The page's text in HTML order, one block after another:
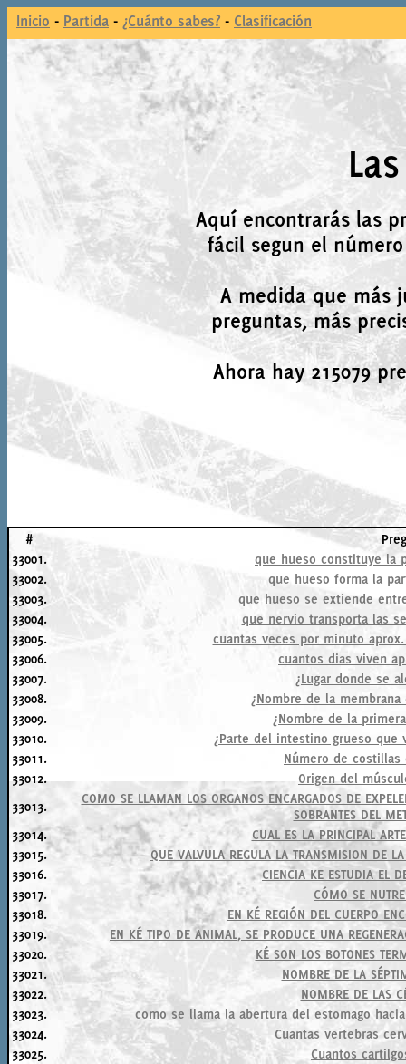
Inicio - Partida - ¿Cuánto sabes? - Clasificación
Aquí encontrarás las
fácil segun el
A medida que más
preguntas, más
Ahora hay 215079
#
33001.
que hueso constituye la
33002.
que hueso forma la
33003.
que hueso se extiende
33004.
que nervio transporta las
33005.
cuantas veces por minuto
33006.
cuantos dias viven
33007.
¿Lugar donde se
33008.
¿Nombre de la
33009.
¿Nombre de la
33010.
¿Parte del intestino grueso que
33011.
Número de
33012.
Origen del
33013.
COMO SE LLAMAN LOS ORGANOS ENCARGADOS DE
SOBRANTES DEL
33014.
CUAL ES LA PRINCIPAL
33015.
QUE VALVULA REGULA LA TRANSMISION DE
33016.
CIENCIA KE ESTUDIA EL
33017.
CÓMO SE
33018.
EN KÉ REGIÓN DEL CUERPO
33019.
EN KÉ TIPO DE ANIMAL, SE PRODUCE UNA
33020.
KÉ SON LOS BOTONES
33021.
NOMBRE DE LA
33022.
NOMBRE DE LAS
33023.
como se llama la abertura del estomago
33024.
Cuantas vertebras
33025.
Cuantos